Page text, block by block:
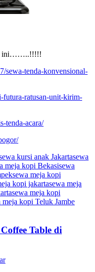
ini……..!!!!!
sewa-tenda-konvensional-
futura-ratusan-unit-kirim-
tenda-acara/
kursi anak Jakartasewa
meja kopi Bekasisewa
sewa meja kopi
kopi jakartasewa meja
sewa meja kopi
meja kopi Teluk Jambe
Table di